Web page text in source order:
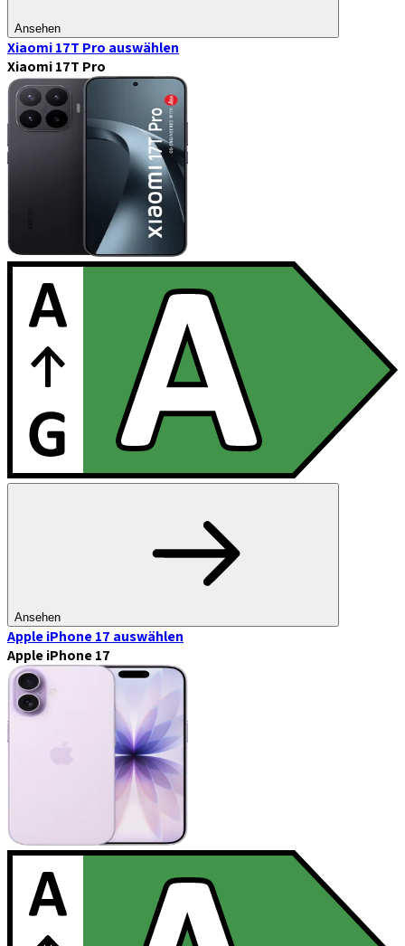
Ansehen
Xiaomi 17T Pro auswählen
Xiaomi 17T Pro
Ansehen
Apple iPhone 17 auswählen
Apple iPhone 17